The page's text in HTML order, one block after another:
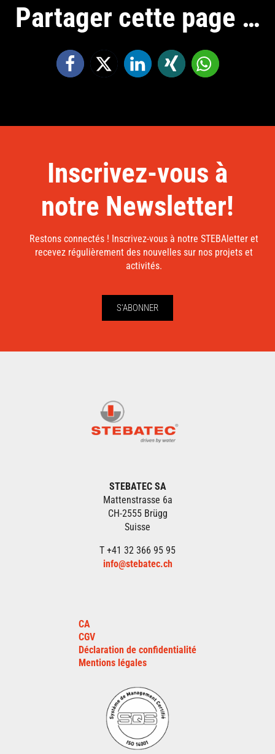
Partager cette page …
Inscrivez-vous à
notre Newsletter!
Restons connectés ! Inscrivez-vous à notre STEBAletter et
recevez régulièrement des nouvelles sur nos projets et
activités.
S'ABONNER
STEBATEC SA
Mattenstrasse 6a
CH-2555 Brügg
Suisse
T +41 32 366 95 95
info@stebatec.ch
CA
CGV
Déclaration de confidentialité
Mentions légales